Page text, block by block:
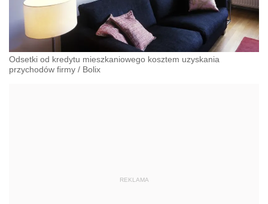
Odsetki od kredytu mieszkaniowego kosztem uzyskania
przychodów firmy / Bolix